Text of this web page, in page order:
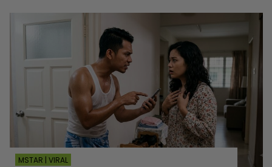
MSTAR | VIRAL